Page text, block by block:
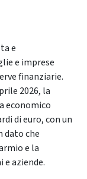
e
e imprese
finanziarie.
2026, la
economico
di euro, con un
dato che
e la
aziende.